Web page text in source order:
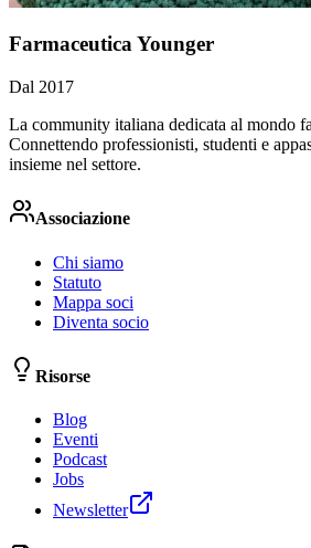
Farmaceutica Younger
Dal 2017
La community italiana dedicata al mondo
Connettendo professionisti, studenti e
insieme nel settore.
Associazione
Chi siamo
Statuto
Mappa soci
Diventa socio
Risorse
Blog
Eventi
Podcast
Jobs
Newsletter